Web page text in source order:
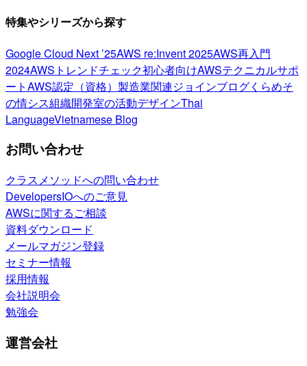
特集やシリーズから探す
Google Cloud Next ’25AWS re:Invent 2025AWS再入門
2024AWSトレンドチェック初心者向けAWSテクニカルサポ
ートAWS認定（資格） 製造業関連ジョインブログくらめそ
の情シス組織開発室の活動デザインThai
LanguageVietnamese Blog
お問い合わせ
クラスメソッドへの問い合わせ
DevelopersIOへのご意見
AWSに関するご相談
資料ダウンロード
メールマガジン登録
セミナー情報
採用情報
会社説明会
勉強会
運営会社